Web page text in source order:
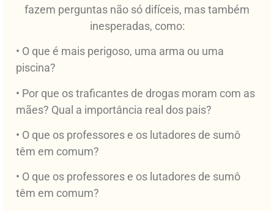
fazem perguntas não só difíceis, mas também
inesperadas, como:
• O que é mais perigoso, uma arma ou uma
piscina?
• Por que os traficantes de drogas moram com as
mães? Qual a importância real dos pais?
• O que os professores e os lutadores de sumô
têm em comum?
• O que os professores e os lutadores de sumô
têm em comum?